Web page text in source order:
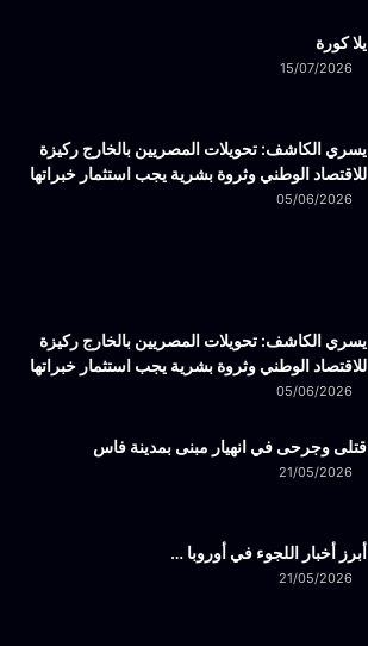
يلا كورة
15/07/2026
يسري الكاشف: تحويلات المصريين بالخارج ركيزة
للاقتصاد الوطني وثروة بشرية يجب استثمار خبراتها
05/06/2026
يسري الكاشف: تحويلات المصريين بالخارج ركيزة
للاقتصاد الوطني وثروة بشرية يجب استثمار خبراتها
05/06/2026
قتلى وجرحى في انهيار مبنى بمدينة فاس
21/05/2026
أبرز أخبار اللجوء في أوروبا …
21/05/2026